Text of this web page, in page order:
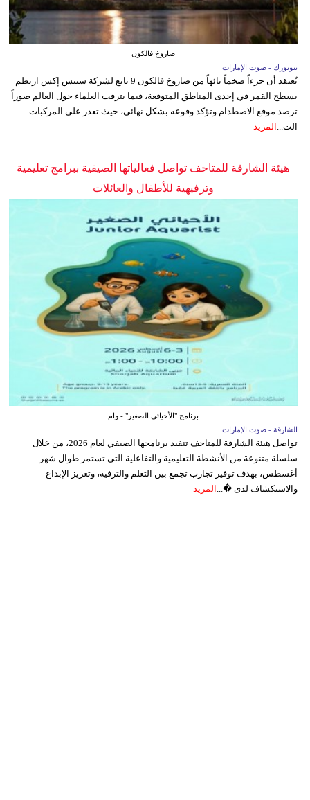
صاروخ فالكون
نيويورك - صوت الإمارات
يُعتقد أن جزءاً ضخماً تائهاً من صاروخ فالكون 9 تابع لشركة سبيس إكس ارتطم
بسطح القمر في إحدى المناطق المتوقعة، فيما يترقب العلماء حول العالم صوراً
ترصد موقع الاصطدام وتؤكد وقوعه بشكل نهائي، حيث تعذر على المركبات
الت...
المزيد
هيئة الشارقة للمتاحف تواصل فعالياتها الصيفية ببرامج تعليمية
وترفيهية للأطفال والعائلات
برنامج "الأحيائي الصغير" - وام
الشارقة - صوت الإمارات
تواصل هيئة الشارقة للمتاحف تنفيذ برنامجها الصيفي لعام 2026، من خلال
سلسلة متنوعة من الأنشطة التعليمية والتفاعلية التي تستمر طوال شهر
أغسطس، بهدف توفير تجارب تجمع بين التعلم والترفيه، وتعزيز الإبداع
والاستكشاف لدى �... المزيد